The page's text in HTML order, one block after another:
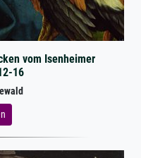
vom Isenheimer
16